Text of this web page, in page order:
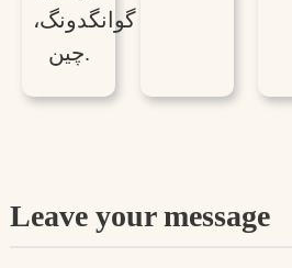
گوانگدونگ،
چین.
Leave your message